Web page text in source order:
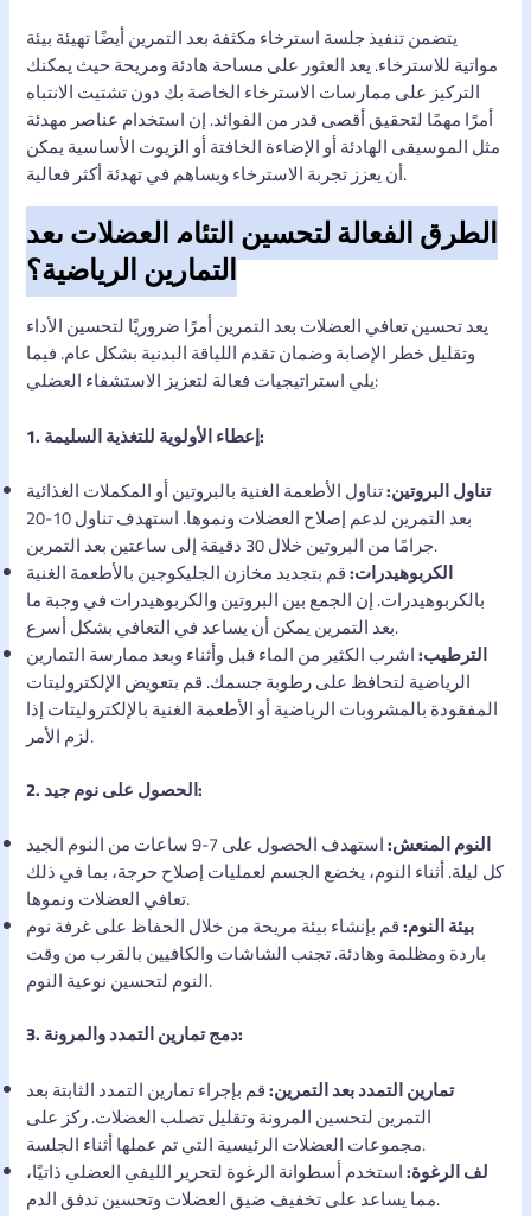
يتضمن تنفيذ جلسة استرخاء مكثفة بعد التمرين أيضًا تهيئة بيئة
مواتية للاسترخاء. يعد العثور على مساحة هادئة ومريحة حيث يمكنك
التركيز على ممارسات الاسترخاء الخاصة بك دون تشتيت الانتباه
أمرًا مهمًا لتحقيق أقصى قدر من الفوائد. إن استخدام عناصر مهدئة
مثل الموسيقى الهادئة أو الإضاءة الخافتة أو الزيوت الأساسية يمكن
أن يعزز تجربة الاسترخاء ويساهم في تهدئة أكثر فعالية.
الطرق الفعالة لتحسين التئام العضلات بعد
التمارين الرياضية؟
يعد تحسين تعافي العضلات بعد التمرين أمرًا ضروريًا لتحسين الأداء
وتقليل خطر الإصابة وضمان تقدم اللياقة البدنية بشكل عام. فيما
يلي استراتيجيات فعالة لتعزيز الاستشفاء العضلي:
1. إعطاء الأولوية للتغذية السليمة:
تناول البروتين:تناول الأطعمة الغنية بالبروتين أو المكملات الغذائية
بعد التمرين لدعم إصلاح العضلات ونموها. استهدف تناول 10-20
جرامًا من البروتين خلال 30 دقيقة إلى ساعتين بعد التمرين.
الكربوهيدرات:قم بتجديد مخازن الجليكوجين بالأطعمة الغنية
بالكربوهيدرات. إن الجمع بين البروتين والكربوهيدرات في وجبة ما
بعد التمرين يمكن أن يساعد في التعافي بشكل أسرع.
الترطيب:اشرب الكثير من الماء قبل وأثناء وبعد ممارسة التمارين
الرياضية لتحافظ على رطوبة جسمك. قم بتعويض الإلكتروليتات
المفقودة بالمشروبات الرياضية أو الأطعمة الغنية بالإلكتروليتات إذا
لزم الأمر.
2. الحصول على نوم جيد:
النوم المنعش:
استهدف الحصول على 7-9 ساعات من النوم الجيد
كل ليلة. أثناء النوم، يخضع الجسم لعمليات إصلاح حرجة، بما في ذلك
تعافي العضلات ونموها.
بيئة النوم:قم بإنشاء بيئة مريحة من خلال الحفاظ على غرفة نوم
باردة ومظلمة وهادئة. تجنب الشاشات والكافيين بالقرب من وقت
النوم لتحسين نوعية النوم.
3. دمج تمارين التمدد والمرونة:
تمارين التمدد بعد التمرين:قم بإجراء تمارين التمدد الثابتة بعد
التمرين لتحسين المرونة وتقليل تصلب العضلات. ركز على
مجموعات العضلات الرئيسية التي تم عملها أثناء الجلسة.
لف الرغوة:استخدم أسطوانة الرغوة لتحرير الليفي العضلي ذاتيًا،
مما يساعد على تخفيف ضيق العضلات وتحسين تدفق الدم.